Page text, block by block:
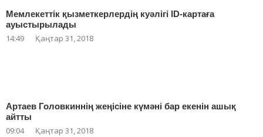
Мемлекеттік қызметкерлердің куәлігі ID-картаға
ауыстырылады
14:49 Қаңтар 31, 2018
Артаев Головкиннің жеңісіне күмәні бар екенін ашық
айтты
09:04 Қаңтар 31, 2018